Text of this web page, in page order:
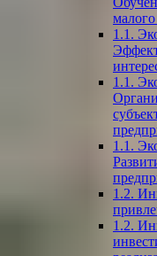
1.1.
1.1.
1.1.
1.2.
1.2.